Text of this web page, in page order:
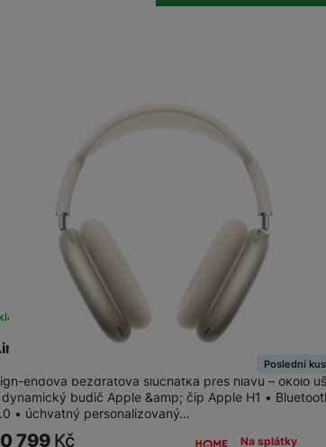
Max (2024) Starlight
Poslední
endová bezdrátová sluchátka přes hlavu – okolo
dynamický budič Apple &amp; čip Apple H1 •
• úchvatný personalizovaný…
799 Kč
Na splátky